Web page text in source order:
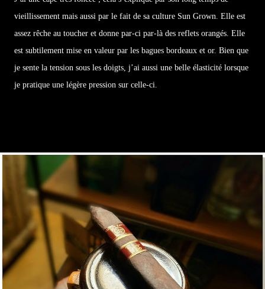
vieillissement mais aussi par le fait de sa culture Sun Grown. Elle est
assez rêche au toucher et donne par-ci par-là des reflets orangés. Elle
est subtilement mise en valeur par les bagues bordeaux et or. Bien que
je sente la tension sous les doigts, j’ai aussi une belle élasticité lorsque
je pratique une légère pression sur celle-ci.